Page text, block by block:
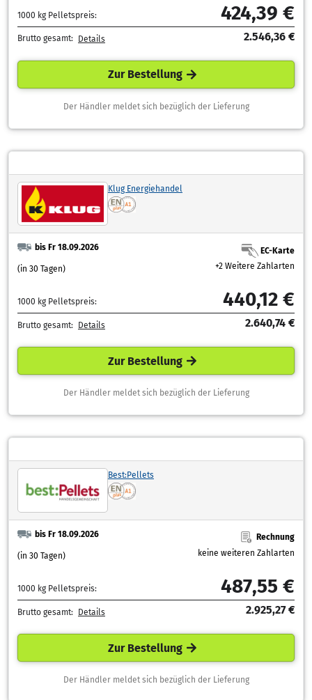
1000 kg Pelletspreis: 424,39 €
Brutto gesamt: Details 2.546,36 €
Zur Bestellung
Der Händler meldet sich bezüglich der Lieferung
Klug Energiehandel
bis Fr 18.09.2026
(in 30 Tagen)
EC-Karte
+2 Weitere Zahlarten
1000 kg Pelletspreis: 440,12 €
Brutto gesamt: Details 2.640,74 €
Zur Bestellung
Der Händler meldet sich bezüglich der Lieferung
Best:Pellets
bis Fr 18.09.2026
(in 30 Tagen)
Rechnung
keine weiteren Zahlarten
1000 kg Pelletspreis: 487,55 €
Brutto gesamt: Details 2.925,27 €
Zur Bestellung
Der Händler meldet sich bezüglich der Lieferung